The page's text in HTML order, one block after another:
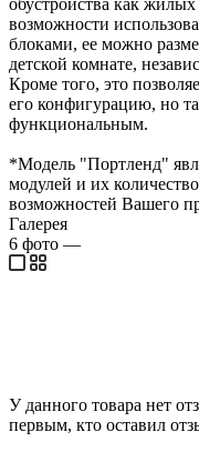
обустройства как
возможности
блоками, ее можно
детской комнате,
Кроме того, это
его конфигурацию, но
функциональным.
*Модель "Портленд"
модулей и их
возможностей Вашего
Галерея
6 фото —
У данного товара нет
первым, кто оставил